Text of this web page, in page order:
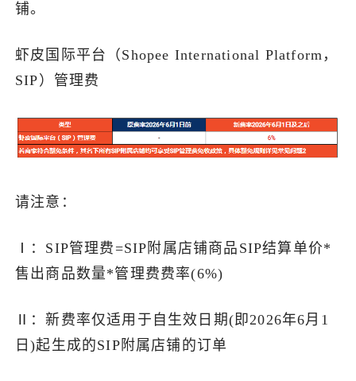
出海导航
出海交流群
了解出海网
铺。
虾皮国际平台（Shopee International Platform，
SIP）管理费
请注意：
Ⅰ：SIP管理费=SIP附属店铺商品SIP结算单价*
售出商品数量*管理费费率(6%)
Ⅱ：新费率仅适用于自生效日期(即2026年6月1
日)起生成的SIP附属店铺的订单